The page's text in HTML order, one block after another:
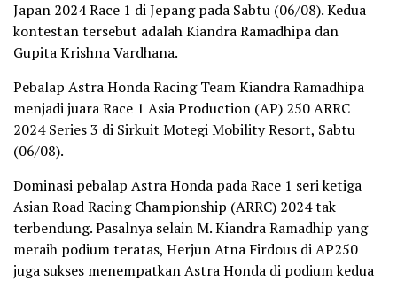
Japan 2024 Race 1 di Jepang pada Sabtu (06/08). Kedua
kontestan tersebut adalah Kiandra Ramadhipa dan
Gupita Krishna Vardhana.
Pebalap Astra Honda Racing Team Kiandra Ramadhipa
menjadi juara Race 1 Asia Production (AP) 250 ARRC
2024 Series 3 di Sirkuit Motegi Mobility Resort, Sabtu
(06/08).
Dominasi pebalap Astra Honda pada Race 1 seri ketiga
Asian Road Racing Championship (ARRC) 2024 tak
terbendung. Pasalnya selain M. Kiandra Ramadhip yang
meraih podium teratas, Herjun Atna Firdous di AP250
juga sukses menempatkan Astra Honda di podium kedua